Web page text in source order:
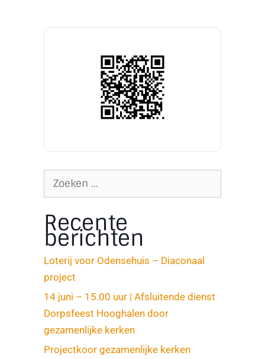
Recente
berichten
Loterij voor Odensehuis – Diaconaal
project
14 juni – 15.00 uur | Afsluitende dienst
Dorpsfeest Hooghalen door
gezamenlijke kerken
Projectkoor gezamenlijke kerken